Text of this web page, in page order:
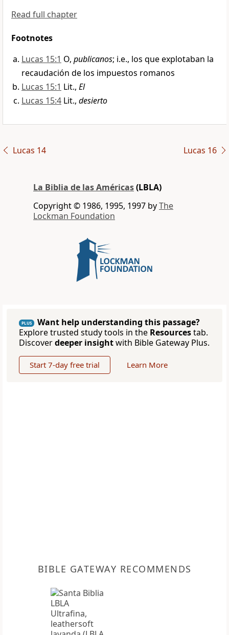
Read full chapter
Footnotes
Lucas 15:1 O, publicanos; i.e., los que explotaban la
recaudación de los impuestos romanos
Lucas 15:1 Lit., El
Lucas 15:4 Lit., desierto
Lucas 14 Lucas 16
La Biblia de las Américas(LBLA)
Copyright © 1986, 1995, 1997 byThe
Lockman Foundation
PLUS
Want help understanding this passage?
Explore trusted study tools in the Resourcestab.
Discoverdeeper insightwith Bible Gateway Plus.
Start 7-day free trial Learn More
BIBLE GATEWAY RECOMMENDS